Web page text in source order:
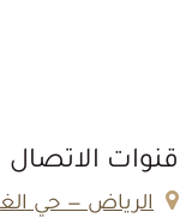
قنوات الاتصال
الرياض — حي